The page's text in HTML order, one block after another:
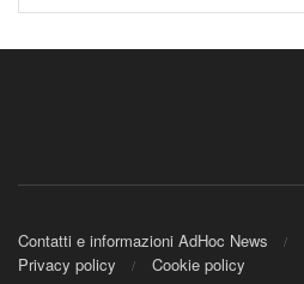
Contatti e informazioni AdHoc News
Privacy policy
Cookie policy